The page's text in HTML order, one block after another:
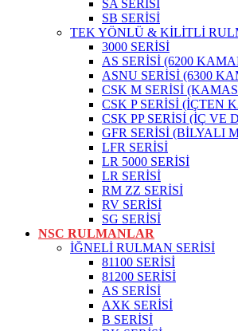
SA SERİSİ
SB SERİSİ
TEK YÖNLÜ & KİLİTLİ
3000 SERİSİ
AS SERİSİ (6200
ASNU SERİSİ (6300
CSK M SERİSİ
CSK P SERİSİ (İÇTEN
CSK PP SERİSİ (İÇ VE
GFR SERİSİ (BİLYALI
LFR SERİSİ
LR 5000 SERİSİ
LR SERİSİ
RM ZZ SERİSİ
RV SERİSİ
SG SERİSİ
NSC RULMANLAR
İĞNELİ RULMAN SERİSİ
81100 SERİSİ
81200 SERİSİ
AS SERİSİ
AXK SERİSİ
B SERİSİ